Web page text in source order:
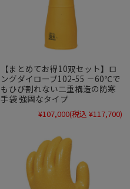
【まとめてお得10双セット】ロ
ングダイローブ102-55 －60℃で
もひび割れない二重構造の防寒
手袋 強固なタイプ
¥107,000(税込 ¥117,700)